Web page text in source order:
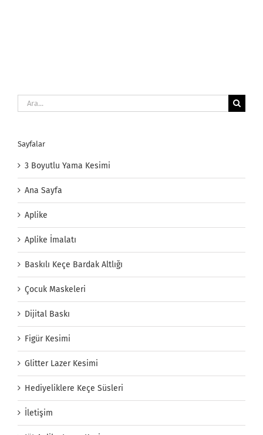
Ara:
Sayfalar
3 Boyutlu Yama Kesimi
Ana Sayfa
Aplike
Aplike İmalatı
Baskılı Keçe Bardak Altlığı
Çocuk Maskeleri
Dijital Baskı
Figür Kesimi
Glitter Lazer Kesimi
Hediyeliklere Keçe Süsleri
İletişim